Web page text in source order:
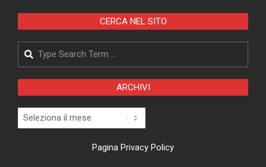
CERCA NEL SITO
Search
ARCHIVI
Archivi
Pagina Privacy Policy